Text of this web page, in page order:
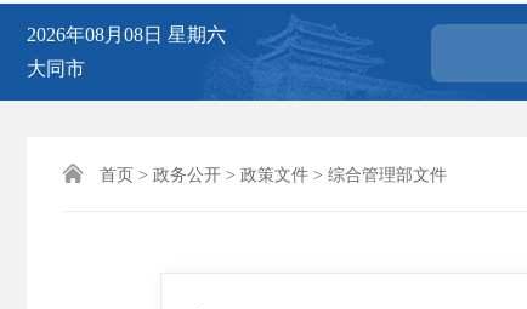
2026年08月08日 星期六
大同市
 首页 > 政务公开 > 政策文件 > 综合管理部文件